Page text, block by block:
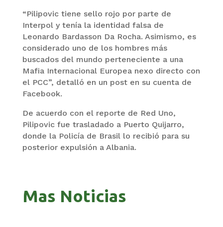
“Pilipovic tiene sello rojo por parte de
Interpol y tenía la identidad falsa de
Leonardo Bardasson Da Rocha. Asimismo, es
considerado uno de los hombres más
buscados del mundo perteneciente a una
Mafia Internacional Europea nexo directo con
el PCC”, detalló en un post en su cuenta de
Facebook.
De acuerdo con el reporte de Red Uno,
Pilipovic fue trasladado a Puerto Quijarro,
donde la Policía de Brasil lo recibió para su
posterior expulsión a Albania.
Mas Noticias